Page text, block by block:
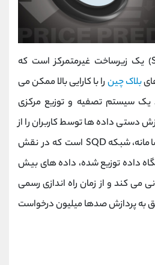
ساب ‌اسکوئید (Subsquid) یک زیرساخت غیرمتمرکز است که
بلاک چین را با کارایی بالا ممکن می
یک سیستم تصفیه و توزیع مرکزی
دستی داده ‌ها توسط کاربران را از
بین می ‌برد. هسته این سامانه، شبکه SQD است که در نقش
داده توزیع ‌شده، داده‌ های بیش
می ‌کند و از زمان راه ‌اندازی رسمی
موفق به پردازش صدها میلیون درخواست